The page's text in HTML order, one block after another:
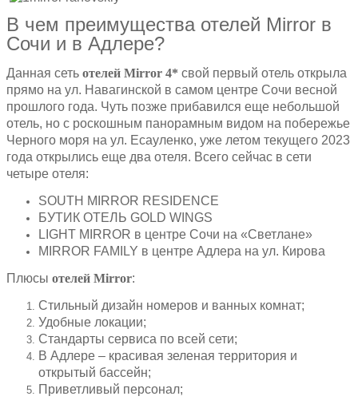
В чем преимущества отелей Mirror в
Сочи и в Адлере?
Данная сеть отелей Mirror 4* свой первый отель открыла
прямо на ул. Навагинской в самом центре Сочи весной
прошлого года. Чуть позже прибавился еще небольшой
отель, но с роскошным панорамным видом на побережье
Черного моря на ул. Есауленко, уже летом текущего 2023
года открылись еще два отеля. Всего сейчас в сети
четыре отеля:
SOUTH MIRROR RESIDENCE
БУТИК ОТЕЛЬ GOLD WINGS
LIGHT MIRROR в центре Сочи на «Светлане»
MIRROR FAMILY в центре Адлера на ул. Кирова
Плюсы отелей Mirror:
Стильный дизайн номеров и ванных комнат;
Удобные локации;
Стандарты сервиса по всей сети;
В Адлере – красивая зеленая территория и
открытый бассейн;
Приветливый персонал;